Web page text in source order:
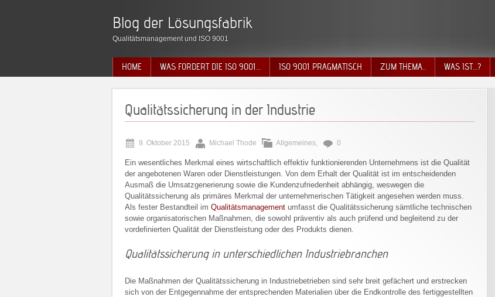
Blog der Lösungsfabrik
Qualitätsmanagement und ISO 9001
HOME WAS FORDERT DIE ISO 9001… ISO 9001 PRAGMATISCH ZUM THEMA.. WAS IST…?
Qualitätssicherung in der Industrie
9. Oktober 2015 Michael Thode Allgemeines, 0
Ein wesentliches Merkmal eines wirtschaftlich effektiv funktionierenden Unternehmens ist die Qualität
der angebotenen Waren oder Dienstleistungen. Von dem Erhalt der Qualität ist im entscheidenden
Ausmaß die Umsatzgenerierung sowie die Kundenzufriedenheit abhängig, weswegen die
Qualitätssicherung als primäres Merkmal der unternehmerischen Tätigkeit angesehen werden muss.
Als fester Bestandteil im Qualitätsmanagement umfasst die Qualitätssicherung sämtliche technischen
sowie organisatorischen Maßnahmen, die sowohl präventiv als auch prüfend und begleitend zu der
vordefinierten Qualität der Dienstleistung oder des Produkts dienen.
Qualitätssicherung in unterschiedlichen Industriebranchen
Die Maßnahmen der Qualitätssicherung in Industriebetrieben sind sehr breit gefächert und erstrecken
sich von der Entgegennahme der entsprechenden Materialien über die Endkontrolle des fertiggestellten